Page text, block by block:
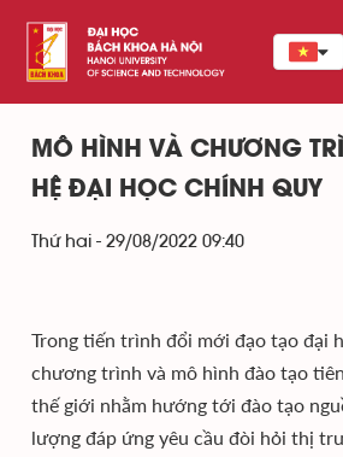
MÔ HÌNH VÀ CHƯƠNG
HỆ ĐẠI HỌC CHÍNH QUY
Thứ hai - 29/08/2022 09:40
Trong tiến trình đổi mới đạo tạo đại
chương trình và mô hình đào tạo
thế giới nhằm hướng tới đào tạo
lượng đáp ứng yêu cầu đòi hỏi thị